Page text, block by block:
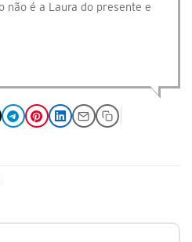
não é a Laura do presente e